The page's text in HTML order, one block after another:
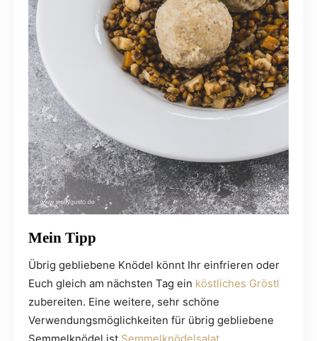
Mein Tipp
Übrig gebliebene Knödel könnt Ihr einfrieren oder
Euch gleich am nächsten Tag ein köstliches Gröstl
zubereiten. Eine weitere, sehr schöne
Verwendungsmöglichkeiten für übrig gebliebene